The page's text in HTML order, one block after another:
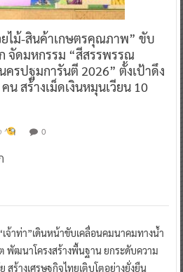
ไม้-สินค้าเกษตรคุณภาพ” ขับ
จัดมหกรรม “สีสรรพรรณ
ครปฐมการันตี 2026” ตั้งเป้าดึง
น สร้างเม็ดเงินหมุนเวียน 10
^ 0
เจ้าท่า”เดินหน้าขับเคลื่อนคมนาคมทางน้ำ
พัฒนาโครงสร้างพื้นฐาน ยกระดับความ
สร้างเศรษฐกิจไทยเติบโตอย่างยั่งยืน